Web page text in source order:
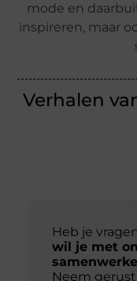
mode en
inspireren, maar
Verhalen
Heb je
wil je met
Neem gerust